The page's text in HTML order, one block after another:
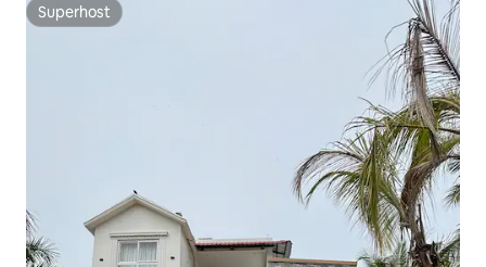
Superhost
Superhost